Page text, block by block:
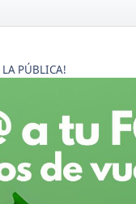
LA PÚBLICA!